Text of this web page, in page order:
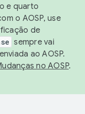
e quarto
o AOSP, use
de
sempre vai
ao AOSP.
no AOSP.